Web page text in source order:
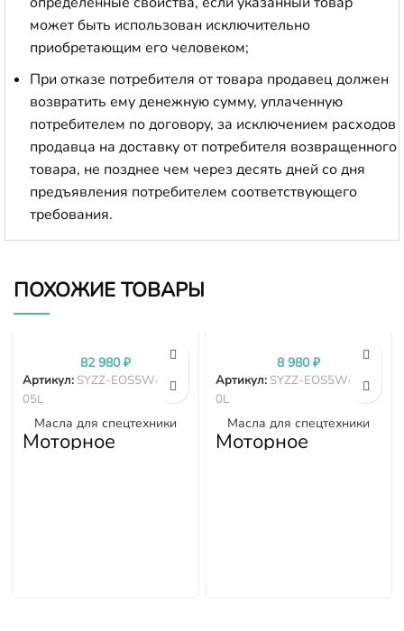
может быть использован исключительно
приобретающим его человеком;
При отказе потребителя от товара продавец должен
возвратить ему денежную сумму, уплаченную
потребителем по договору, за исключением расходов
продавца на доставку от потребителя возвращенного
товара, не позднее чем через десять дней со дня
предъявления потребителем соответствующего
требования.
ПОХОЖИЕ ТОВАРЫ
Моторное
синтетическое
Масла для спецтехники
Артикул: SYZZ-EOS5W40-2
05L
82 980₽
Моторное
синтетическое
Масла для спецтехники
Артикул: SYZZ-EOS5W40-2
0L
8 980₽